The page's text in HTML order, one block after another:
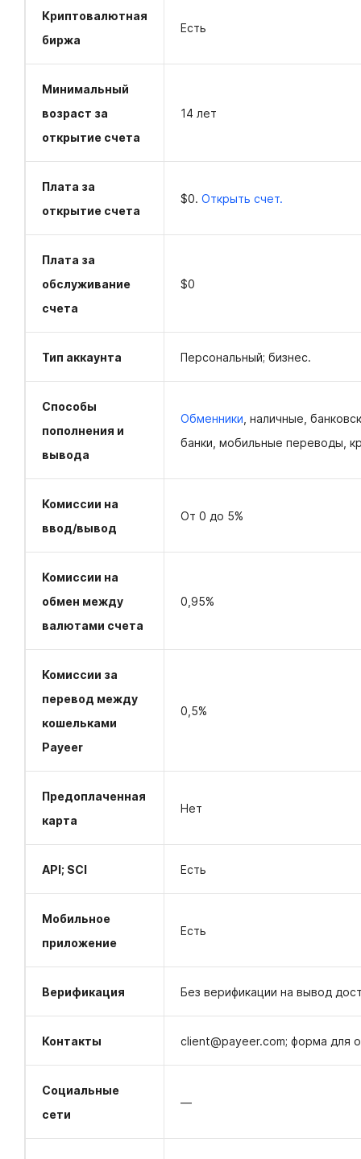
Криптовалютная
биржа
Есть
Минимальный
возраст за
открытие счета
14 лет
Плата за
открытие счета
$0. Открыть счет.
Плата за
обслуживание
счета
$0
Тип аккаунта Персональный; бизнес.
Способы
пополнения и
вывода
Обменники , наличные,
банки, мобильные переводы,
Комиссии на
ввод/вывод
От 0 до 5%
Комиссии на
обмен между
валютами счета
0,95%
Комиссии за
перевод между
кошельками
Payeer
0,5%
Предоплаченная
карта
Нет
API; SCI Есть
Мобильное
приложение
Есть
Верификация Без верификации на вывод
Контакты client@payeer.com; форма для
Социальные
сети
—